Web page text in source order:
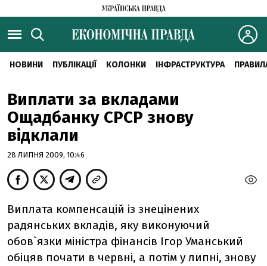
НОВИНИ ПУБЛІКАЦІЇ КОЛОНКИ ІНФРАСТРУКТУРА
Виплати за вкладами
Ощадбанку СРСР знову
відклали
28 ЛИПНЯ 2009, 10:46
Виплата компенсацій із знецінених
радянських вкладів, яку виконуючий
обов`язки міністра фінансів Ігор Уманський
обіцяв почати в червні, а потім у липні, знову